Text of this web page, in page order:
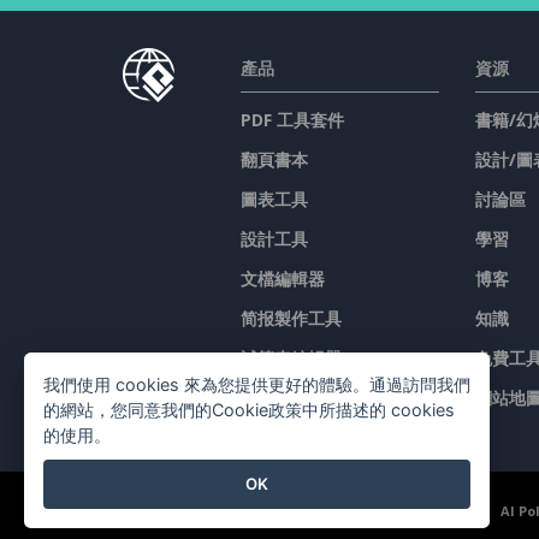
產品
PDF 工具套件
翻頁書本
圖表工具
設計工具
文檔編輯器
简报製作工具
試算表編輯器
價格
資源
書籍/幻
設計/圖
討論區
學習
博客
知識
免費工
網站地
©2026 by Visual Paradigm. 版權所有。 服務條款 AI
我們使用 cookies 來為您提供更好的體驗。通過訪問我們
的網站，您同意我們的Cookie政策中所描述的 cookies
的使用。
OK